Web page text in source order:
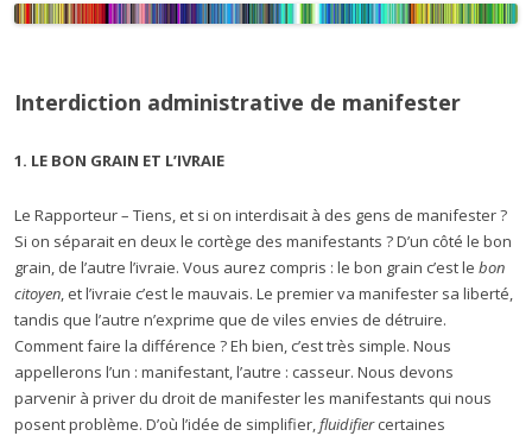
Interdiction administrative de manifester
1. LE BON GRAIN ET L’IVRAIE
Le Rapporteur – Tiens, et si on interdisait à des gens de manifester ?
Si on séparait en deux le cortège des manifestants ? D’un côté le bon
grain, de l’autre l’ivraie. Vous aurez compris : le bon grain c’est le bon
citoyen, et l’ivraie c’est le mauvais. Le premier va manifester sa liberté,
tandis que l’autre n’exprime que de viles envies de détruire.
Comment faire la différence ? Eh bien, c’est très simple. Nous
appellerons l’un : manifestant, l’autre : casseur. Nous devons
parvenir à priver du droit de manifester les manifestants qui nous
posent problème. D’où l’idée de simplifier,fluidifiercertaines